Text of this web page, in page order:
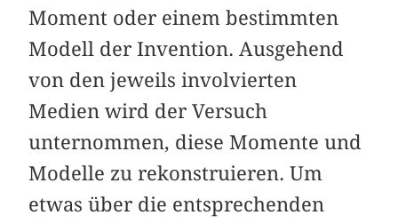
Moment oder einem bestimmten
Modell der Invention. Ausgehend
von den jeweils involvierten
Medien wird der Versuch
unternommen, diese Momente und
Modelle zu rekonstruieren. Um
etwas über die entsprechenden